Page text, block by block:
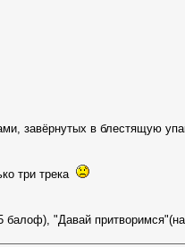
завёрнутых в блестящую
три трека
балоф), "Давай